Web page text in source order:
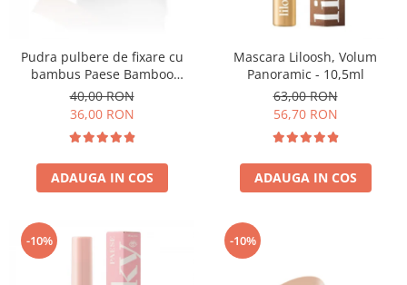
Pudra pulbere de fixare cu
bambus Paese Bamboo
Powder - 5g
40,00 RON
36,00 RON
ADAUGA IN COS
Mascara Liloosh, Volum
Panoramic - 10,5ml
63,00 RON
56,70 RON
ADAUGA IN COS
-10% -10%